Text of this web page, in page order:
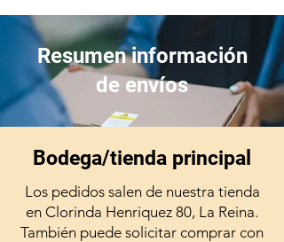
Resumen información
de envíos
Bodega/tienda principal
Los pedidos salen de nuestra tienda
en Clorinda Henriquez 80, La Reina.
También puede solicitar comprar con